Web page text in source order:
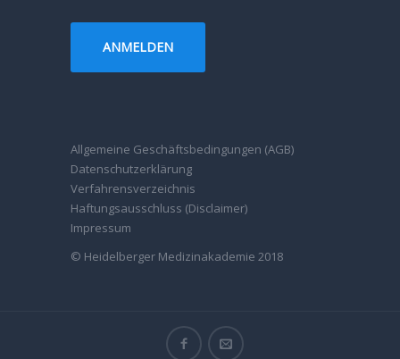
Allgemeine Geschäftsbedingungen (AGB)
Datenschutzerklärung
Verfahrensverzeichnis
Haftungsausschluss (Disclaimer)
Impressum
© Heidelberger Medizinakademie 2018